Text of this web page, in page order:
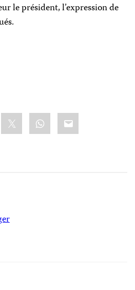
le président, l’expression de
WhatsApp
Email